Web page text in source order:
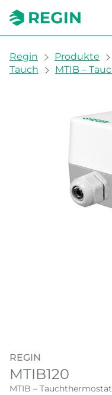
You are here:
Regin Produkte
Tauch
MTIB –
REGIN
MTIB120
MTIB –